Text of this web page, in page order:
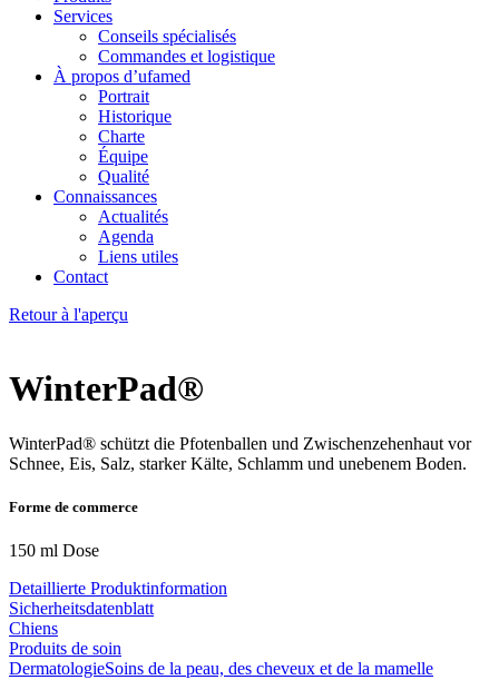
Services
Conseils spécialisés
Commandes et logistique
À propos d’ufamed
Portrait
Historique
Charte
Équipe
Qualité
Connaissances
Actualités
Agenda
Liens utiles
Contact
Retour à l'aperçu
WinterPad®
WinterPad® schützt die Pfotenballen und Zwischenzehenhaut vor
Schnee, Eis, Salz, starker Kälte, Schlamm und unebenem Boden.
Forme de commerce
150 ml Dose
Detaillierte Produktinformation
Sicherheitsdatenblatt
Chiens
Produits de soin
DermatologieSoins de la peau, des cheveux et de la mamelle